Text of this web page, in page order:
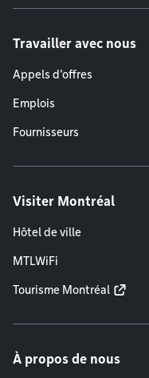
Travailler avec nous
Appels d'offres
Emplois
Fournisseurs
Visiter Montréal
Hôtel de ville
MTLWiFi
Tourisme Montréal
À propos de nous